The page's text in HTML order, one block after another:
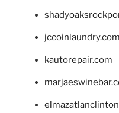
jccoinlaundry.com
kautorepair.com